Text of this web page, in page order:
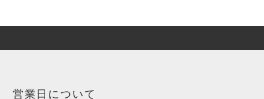
営業日について